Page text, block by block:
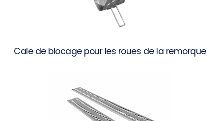
Cale de blocage pour les roues de la remorque